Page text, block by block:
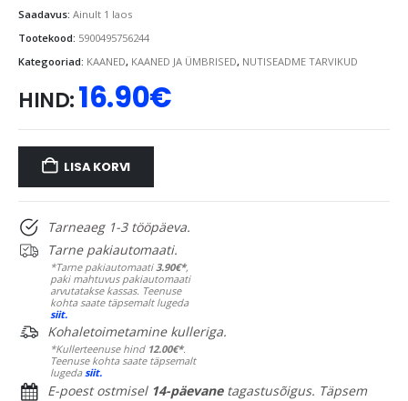
Saadavus: Ainult 1 laos
Tootekood: 5900495756244
Kategooriad: KAANED, KAANED JA ÜMBRISED, NUTISEADME TARVIKUD
HIND:16.90€
LISA KORVI
Tarneaeg 1-3 tööpäeva.
Tarne pakiautomaati.
*Tarne pakiautomaati 3.90€*,
paki mahtuvus pakiautomaati
arvutatakse kassas. Teenuse
kohta saate täpsemalt lugeda
siit.
Kohaletoimetamine kulleriga.
*Kullerteenuse hind 12.00€*.
Teenuse kohta saate täpsemalt
lugedasiit.
E-poest ostmisel 14-päevanetagastusõigus. Täpsem